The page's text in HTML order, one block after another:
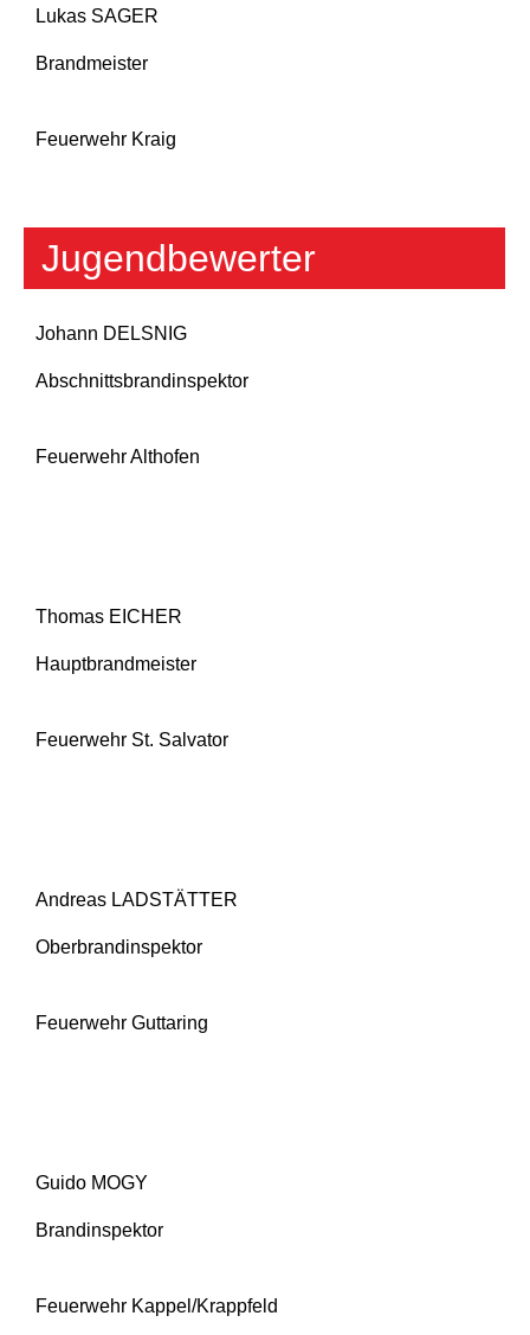
Lukas SAGER
Brandmeister
Feuerwehr Kraig
Jugendbewerter
Johann DELSNIG
Abschnittsbrandinspektor
Feuerwehr Althofen
Thomas EICHER
Hauptbrandmeister
Feuerwehr St. Salvator
Andreas LADSTÄTTER
Oberbrandinspektor
Feuerwehr Guttaring
Guido MOGY
Brandinspektor
Feuerwehr Kappel/Krappfeld